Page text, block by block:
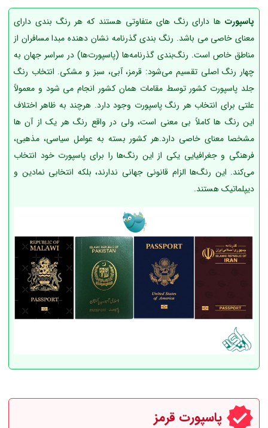
پاسپورت ها دارای رنگ های متفاوتی هستند که هر رنگ بندی دارای
معنای خاصی می باشد. رنگ بندی گذرنامه نشان دهنده مبدا مسافران از
مناطق خاص است. رنگ‌بندی گذرنامه‌ها (پاسپورت‌ها) در سراسر جهان به
چهار رنگ اصلی تقسیم می‌شود: قرمز، آبی، سبز و مشکی. انتخاب رنگ
جلد پاسپورت کشور توسط مقامات همان کشور انجام می شود و معمولاً
علتی برای انتخاب هر رنگ پاسپورت وجود دارد. هرچند به ظاهر اختلاف
این رنگ ها کاملاً بی معنی است، ولی در واقع رنگ هر یک از آن ها
مشخصا معنای خاصی دارد.هر کشور بسته به عوامل سیاسی، مذهبی،
فرهنگی و جغرافیایی یکی از این رنگ‌ها را برای پاسپورت خود انتخاب
می‌کند. این رنگ‌ها الزام قانونی جهانی ندارند، بلکه انتخابی نمادین و
دیپلماتیک هستند.
پاسپورت قرمز